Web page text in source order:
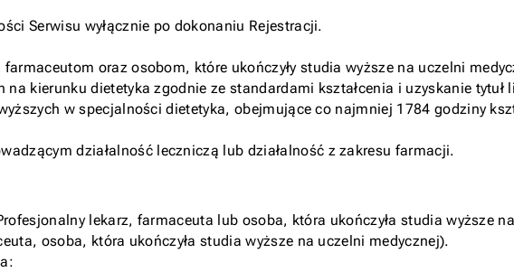
Serwisu wyłącznie po dokonaniu Rejestracji.
oraz osobom, które ukończyły studia wyższe na uczelni
kierunku dietetyka zgodnie ze standardami kształcenia i uzyskanie
w specjalności dietetyka, obejmujące co najmniej 1784 godziny
działalność leczniczą lub działalność z zakresu farmacji.
lekarz, farmaceuta lub osoba, która ukończyła studia wyższe
osoba, która ukończyła studia wyższe na uczelni medycznej).